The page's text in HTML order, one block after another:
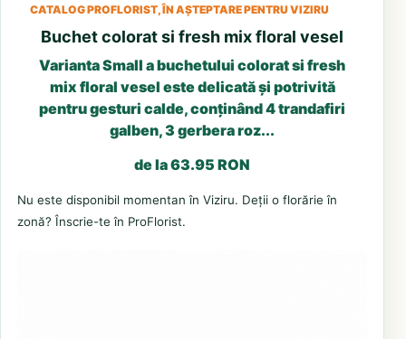
CATALOG PROFLORIST, ÎN AȘTEPTARE PENTRU VIZIRU
Buchet colorat si fresh mix floral vesel
Varianta Small a buchetului colorat si fresh
mix floral vesel este delicată și potrivită
pentru gesturi calde, conținând 4 trandafiri
galben, 3 gerbera roz...
de la 63.95 RON
Nu este disponibil momentan în Viziru. Deții o florărie în
zonă? Înscrie-te în ProFlorist.